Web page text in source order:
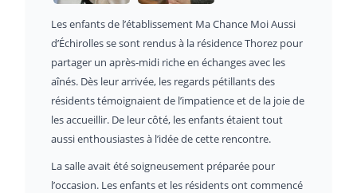
Les enfants de l’établissement Ma Chance Moi Aussi
d’Échirolles se sont rendus à la résidence Thorez pour
partager un après-midi riche en échanges avec les
aînés. Dès leur arrivée, les regards pétillants des
résidents témoignaient de l’impatience et de la joie de
les accueillir. De leur côté, les enfants étaient tout
aussi enthousiastes à l’idée de cette rencontre.
La salle avait été soigneusement préparée pour
l’occasion. Les enfants et les résidents ont commencé